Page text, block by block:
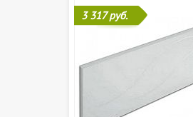
3 317 руб.